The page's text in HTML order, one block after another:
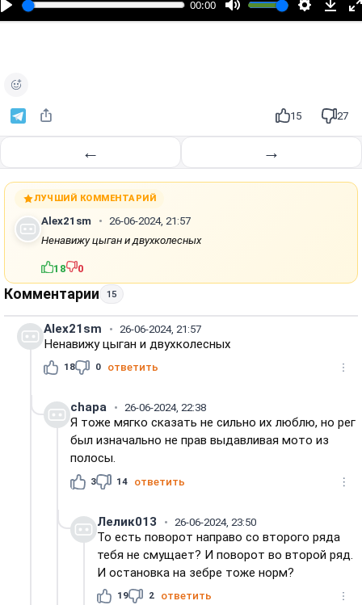
00:00
и
15 27
← →
ЛУЧШИЙ КОММЕНТАРИЙ
Alex21sm
26-06-2024, 21:57
Ненавижу цыган и двухколесных
18 0
Комментарии 15
Alex21sm 26-06-2024, 21:57
Ненавижу цыган и двухколесных
18 0 ответить
chapa 26-06-2024, 22:38
Я тоже мягко сказать не сильно их люблю, но рег
был изначально не прав выдавливая мото из
полосы.
3 14 ответить
Лелик013 26-06-2024, 23:50
То есть поворот направо со второго ряда
тебя не смущает? И поворот во второй ряд.
И остановка на зебре тоже норм?
19 2 ответить